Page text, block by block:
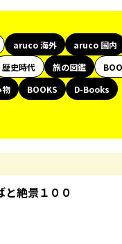
aruco 海外 aruco 国内
歴史時代 旅の図鑑
物 BOOKS
D-Books
絶景１００